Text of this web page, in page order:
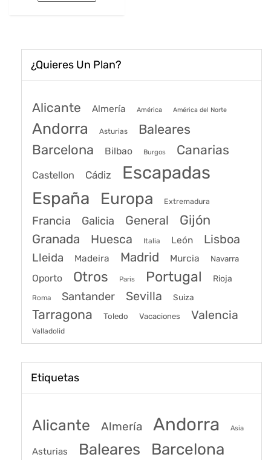
¿Quieres Un Plan?
Alicante Almería América América del Norte
Andorra Asturias Baleares
Barcelona Bilbao Burgos Canarias
Castellon Cádiz Escapadas
España Europa Extremadura
Francia Galicia General Gijón
Granada Huesca Italia León Lisboa
Lleida Madeira Madrid Murcia Navarra
Oporto Otros Paris Portugal Rioja
Roma Santander Sevilla Suiza
Tarragona Toledo Vacaciones Valencia
Valladolid
Etiquetas
Alicante Almería Andorra Asia
Asturias Baleares Barcelona